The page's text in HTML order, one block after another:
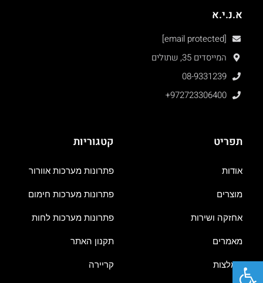
א.נ.י.א
[email protected]
המייסדים 35, שתולים
08-9331239
+972723306400
תפריט
אודות
מוצרים
אחזקה ושירות
מאמרים
המלצות
קטגוריות
פתרונות מערכות אוורור
פתרונות מערכות חימום
פתרונות מערכות לחות
תקנון האתר
קריירה פתח סרגל נגישות